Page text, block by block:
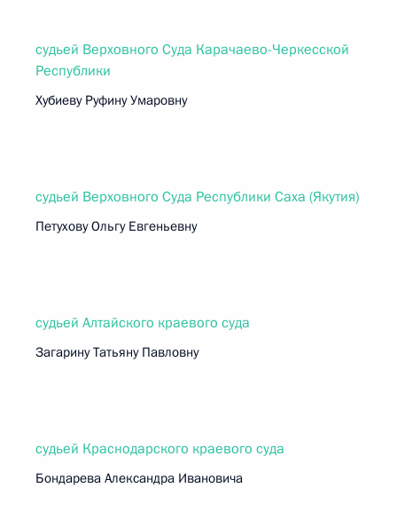
судьей Верховного Суда Карачаево-Черкесской
Республики
Хубиеву Руфину Умаровну
судьей Верховного Суда Республики Саха (Якутия)
Петухову Ольгу Евгеньевну
судьей Алтайского краевого суда
Загарину Татьяну Павловну
судьей Краснодарского краевого суда
Бондарева Александра Ивановича